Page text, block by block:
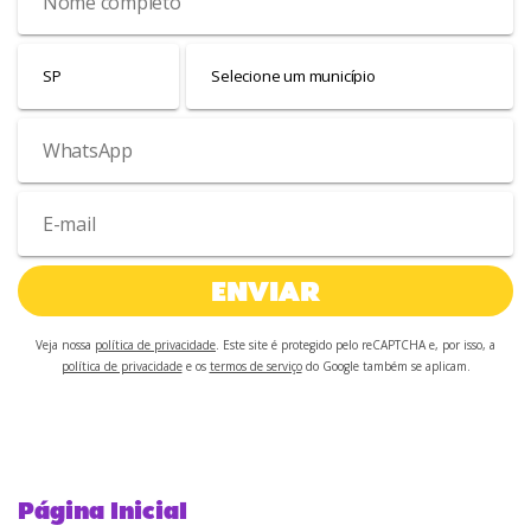
ENVIAR
Veja nossa política de privacidade . Este site é protegido pelo reCAPTCHA e, por isso, a
política de privacidadee os termos de serviçodo Google também se aplicam.
Página Inicial